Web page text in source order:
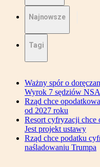
Najnowsze
Tagi
Ważny spór o
Wyrok 7 sędziów NSA
Rząd chce
od 2027 roku
Resort cyfryzacji chce
Jest projekt ustawy
Rząd chce podatku
naśladowaniu Trumpa